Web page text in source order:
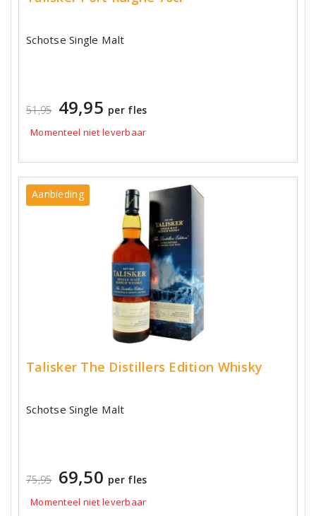
Schotse Single Malt
51,95 49,95 per fles
Momenteel niet leverbaar
Aanbieding
Talisker The Distillers Edition Whisky
Schotse Single Malt
75,95 69,50 per fles
Momenteel niet leverbaar